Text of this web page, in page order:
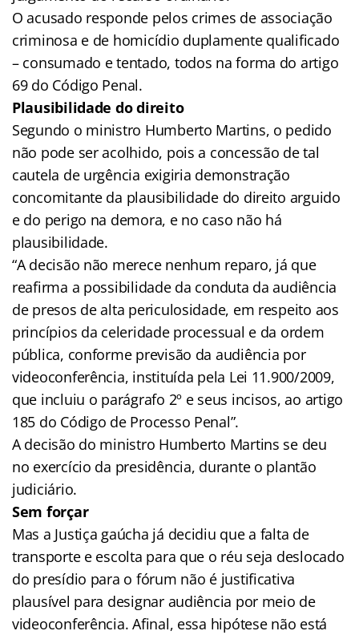
O acusado responde pelos crimes de associação
criminosa e de homicídio duplamente qualificado
– consumado e tentado, todos na forma do artigo
69 do Código Penal.
Plausibilidade do direito
Segundo o ministro Humberto Martins, o pedido
não pode ser acolhido, pois a concessão de tal
cautela de urgência exigiria demonstração
concomitante da plausibilidade do direito arguido
e do perigo na demora, e no caso não há
plausibilidade.
“A decisão não merece nenhum reparo, já que
reafirma a possibilidade da conduta da audiência
de presos de alta periculosidade, em respeito aos
princípios da celeridade processual e da ordem
pública, conforme previsão da audiência por
videoconferência, instituída pela Lei 11.900/2009,
que incluiu o parágrafo 2º e seus incisos, ao artigo
185 do Código de Processo Penal”.
A decisão do ministro Humberto Martins se deu
no exercício da presidência, durante o plantão
judiciário.
Sem forçar
Mas a Justiça gaúcha já decidiu que a falta de
transporte e escolta para que o réu seja deslocado
do presídio para o fórum não é justificativa
plausível para designar audiência por meio de
videoconferência. Afinal, essa hipótese não está